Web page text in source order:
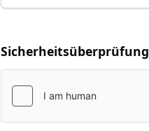
Sicherheitsüberprüfung